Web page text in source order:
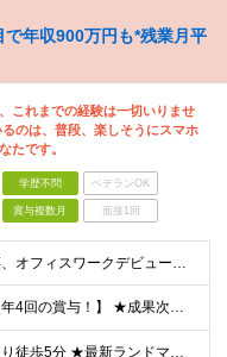
年収900万円も*残業月平
これまでの経験は一切いりませ
のは、普段、楽しそうにスマホ
たです。
学歴不問 ベテランOK
賞与複数月 面接1回
★未経験・第二新卒、オフィスワークデビュー大歓迎 ★平均年齢は28.6歳！ ★20代の若手メンバーが中心になって活躍している職場です！ ●学歴不問 ※35歳以下の方（若年層の長期キャリア形成） ★こ
【業界でも珍しい、年4回の賞与！】 ★成果次第でスピード昇給可 →20代で年収700万〜900万超も！ ■未経験：月給26〜30万円＋賞与年4回（業績による）＋各種手当 ※経験・スキルを考慮して決定
★各線「渋谷駅」より徒歩5分 ★最新ランドマークオフィスです！ ★転勤はありません 【本社】 東京都渋谷区道玄坂2-25-12 道玄坂通 dogenzaka-dori 5階 ※(変更の範囲)上記を除